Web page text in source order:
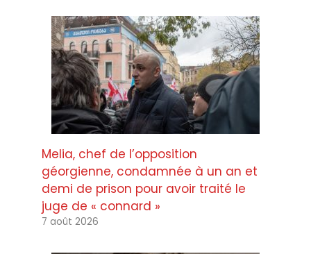
Melia, chef de l’opposition
géorgienne, condamnée à un an et
demi de prison pour avoir traité le
juge de « connard »
7 août 2026